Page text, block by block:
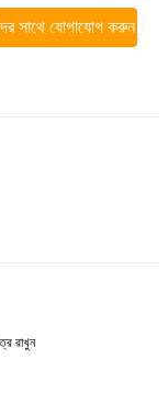
সাথে যোগাযোগ করুন
রাখুন